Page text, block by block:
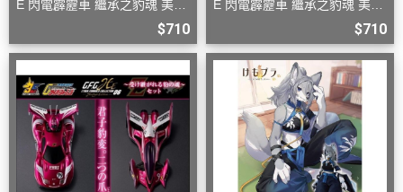
E 閃電霹靂車 繼承之豹魂 美洲
$710
E 閃電霹靂車 繼承之豹魂 美洲
$710